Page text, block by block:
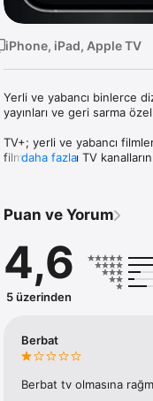
iPhone, iPad, Apple TV
Yerli ve yabancı binlerce
yayınları ve geri sarma
TV+; yerli ve yabancı
filmlerin, canlı TV
HBO Max tüm içerikleriyle
Apple TV’nin orijinal film
En kaliteli AMC /
S Sport ile La Liga, Serie
pek çok spor müsabakası
daha fazla
Puan ve Yorum
4,6
5 üzerinden
Berbat
Berbat tv olmasına